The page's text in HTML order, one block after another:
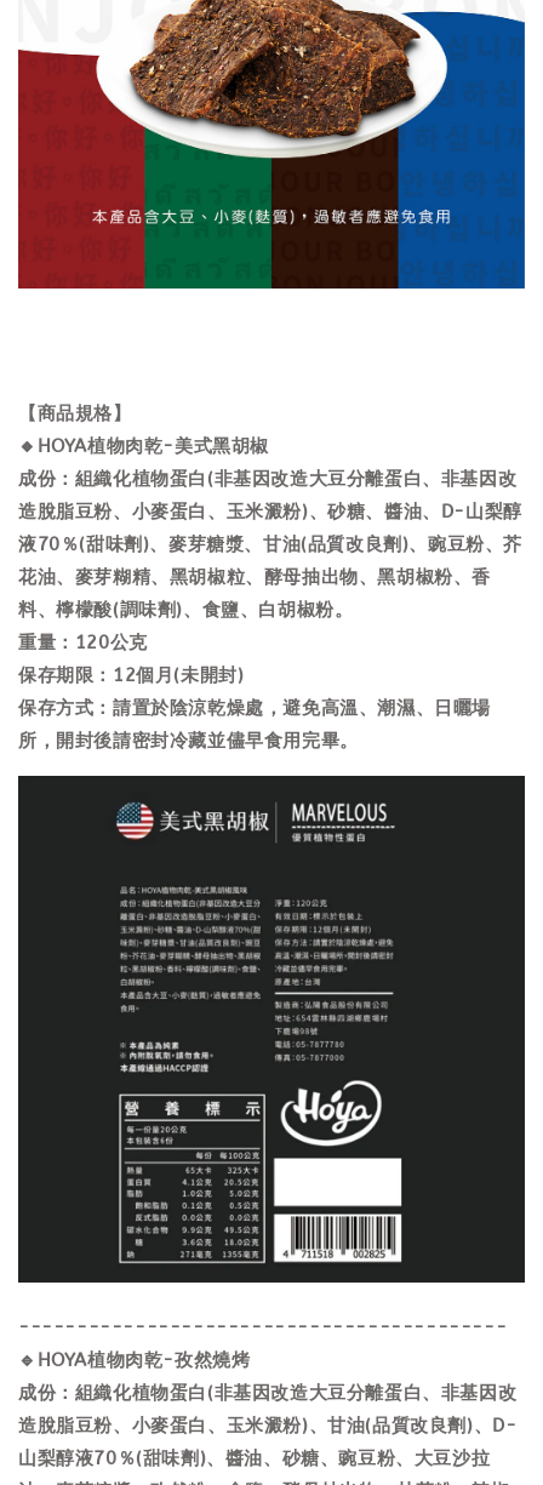
【商品規格】
🔸HOYA植物肉乾-美式黑胡椒
成份：組織化植物蛋白(非基因改造大豆分離蛋白、非基因改
造脫脂豆粉、小麥蛋白、玉米澱粉)、砂糖、醬油、D-山梨醇
液70％(甜味劑)、麥芽糖漿、甘油(品質改良劑)、豌豆粉、芥
花油、麥芽糊精、黑胡椒粒、酵母抽出物、黑胡椒粉、香
料、檸檬酸(調味劑)、食鹽、白胡椒粉。
重量：120公克
保存期限：12個月(未開封)
保存方式：請置於陰涼乾燥處，避免高溫、潮濕、日曬場
所，開封後請密封冷藏並儘早食用完畢。
------------------------------------------
🔹HOYA植物肉乾-孜然燒烤
成份：組織化植物蛋白(非基因改造大豆分離蛋白、非基因改
造脫脂豆粉、小麥蛋白、玉米澱粉)、甘油(品質改良劑)、D-
山梨醇液70％(甜味劑)、醬油、砂糖、豌豆粉、大豆沙拉